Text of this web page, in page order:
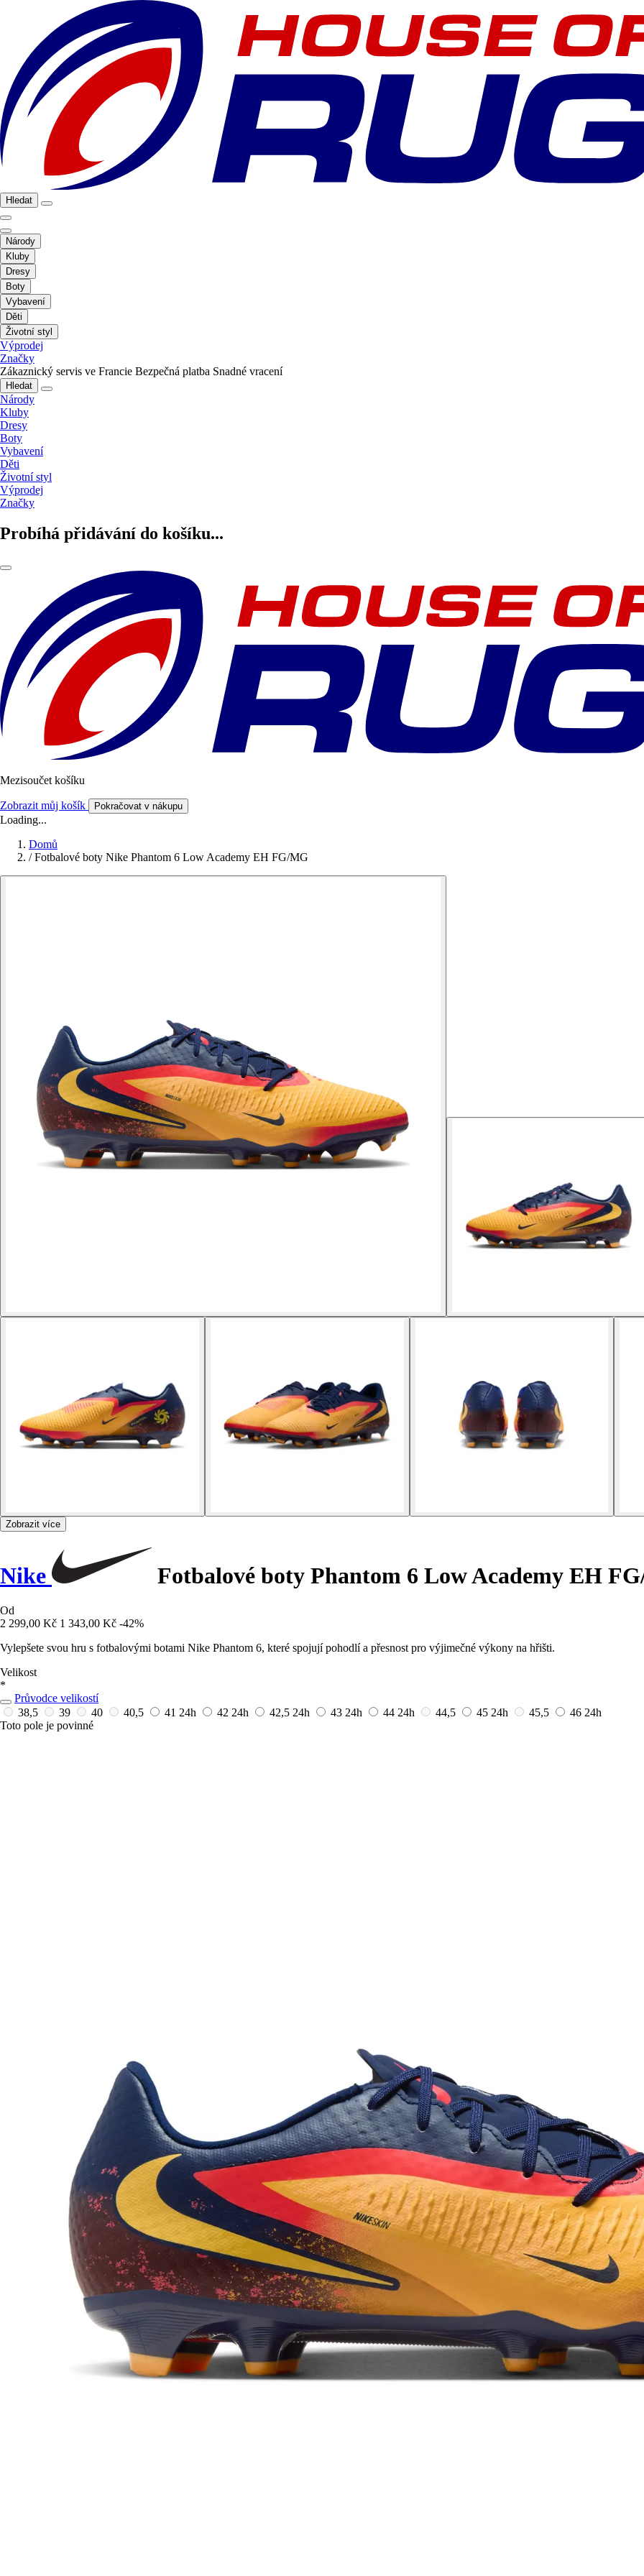
Hledat
Národy
Kluby
Dresy
Boty
Vybavení
Děti
Životní styl
Výprodej
Značky
Zákaznický servis ve Francie Bezpečná platba Snadné vracení
Hledat
Národy
Kluby
Dresy
Boty
Vybavení
Děti
Životní styl
Výprodej
Značky
Probíhá přidávání do košíku...
Mezisoučet košíku
Zobrazit můj košík Pokračovat v nákupu
Loading...
Domů
/ Fotbalové boty Nike Phantom 6 Low Academy EH FG/MG
Zobrazit více
Nike Fotbalové boty Phantom 6 Low Academy EH
Od
2 299,00 Kč 1 343,00 Kč -42%
Vylepšete svou hru s fotbalovými botami Nike Phantom 6, které spojují pohodlí a přesnost pro výjimečné výkony na hřišti.
Velikost
*
Průvodce velikostí
38,5
39 40 40,5 41 24h 42 24h 42,5 24h 43 24h 44 24h 44,5 45 24h 45,5 46 24h
Toto pole je povinné